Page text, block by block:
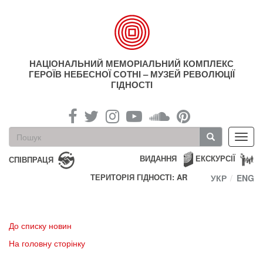
НАЦІОНАЛЬНИЙ МЕМОРІАЛЬНИЙ КОМПЛЕКС
ГЕРОЇВ НЕБЕСНОЇ СОТНІ – МУЗЕЙ РЕВОЛЮЦІЇ
ГІДНОСТІ
Пошукова
форма
Пошук
СПІВПРАЦЯ ЕКСКУРСІЇ
ВИДАННЯ
ТЕРИТОРІЯ ГІДНОСТІ: AR
УКР ENG
До списку новин
На головну сторінку